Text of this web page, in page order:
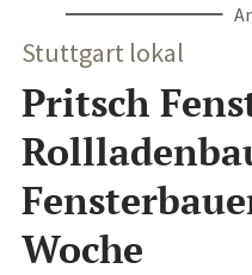
Stuttgart lokal
Pritsch
Woche